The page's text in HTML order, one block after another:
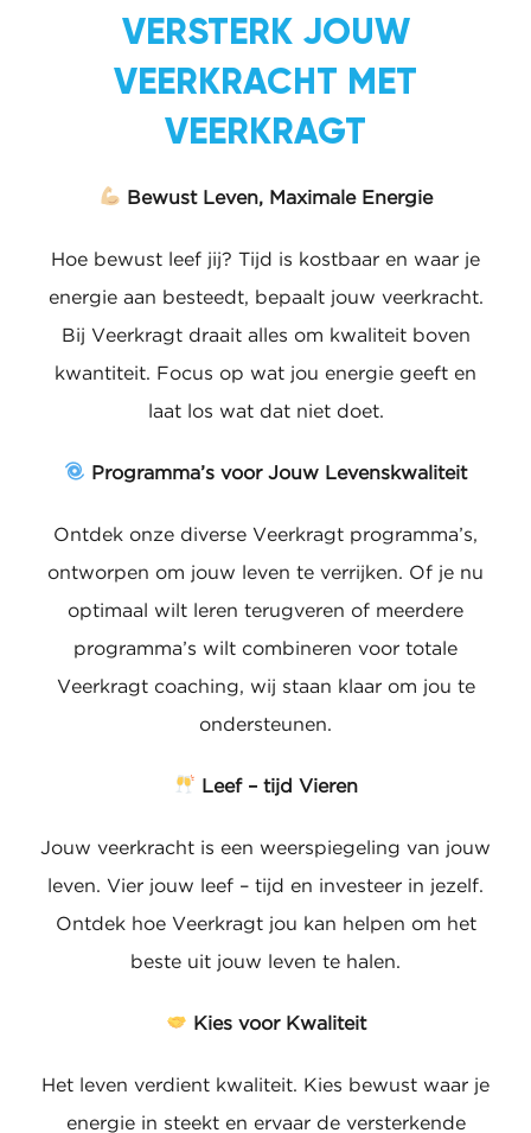
VERSTERK JOUW
VEERKRACHT MET
VEERKRAGT
Bewust Leven, Maximale Energie
Hoe bewust leef jij? Tijd is kostbaar en waar je
energie aan besteedt, bepaalt jouw veerkracht.
Bij Veerkragt draait alles om kwaliteit boven
kwantiteit. Focus op wat jou energie geeft en
laat los wat dat niet doet.
Programma’s voor Jouw Levenskwaliteit
Ontdek onze diverse Veerkragt programma’s,
ontworpen om jouw leven te verrijken. Of je nu
optimaal wilt leren terugveren of meerdere
programma’s wilt combineren voor totale
Veerkragt coaching, wij staan klaar om jou te
ondersteunen.
Leef – tijd Vieren
Jouw veerkracht is een weerspiegeling van
jouw leven. Vier jouw leef – tijd en investeer in
jezelf. Ontdek hoe Veerkragt jou kan helpen
om het beste uit jouw leven te halen.
Kies voor Kwaliteit
Het leven verdient kwaliteit. Kies bewust waar
je energie in steekt en ervaar de versterkende